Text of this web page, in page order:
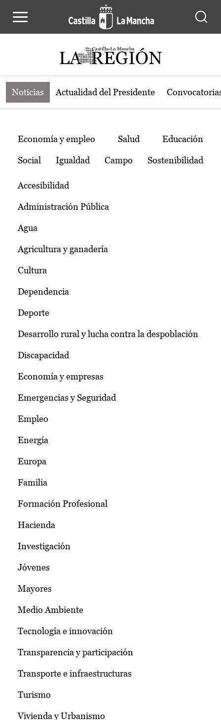
Noticias de la región de Castilla-La
Noticias Actualidad del Presidente
Temas
Economía y empleo Salud Educación
Social Igualdad Campo Sostenibilidad
Accesibilidad
Administración Pública
Agua
Agricultura y ganadería
Cultura
Dependencia
Deporte
Desarrollo rural y lucha contra la despoblación
Discapacidad
Economía y empresas
Emergencias y Seguridad
Empleo
Energía
Europa
Familia
Formación Profesional
Hacienda
Investigación
Jóvenes
Mayores
Medio Ambiente
Tecnología e innovación
Transparencia y participación
Transporte e infraestructuras
Turismo
Vivienda y Urbanismo